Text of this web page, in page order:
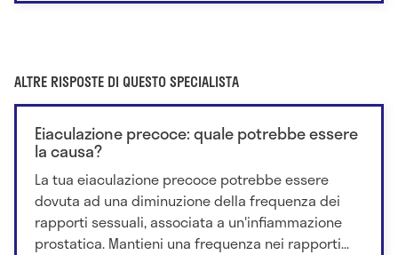
ALTRE RISPOSTE DI QUESTO SPECIALISTA
Eiaculazione precoce: quale potrebbe essere
la causa?
La tua eiaculazione precoce potrebbe essere
dovuta ad una diminuzione della frequenza dei
rapporti sessuali, associata a un'infiammazione
prostatica. Mantieni una frequenza nei rapporti...